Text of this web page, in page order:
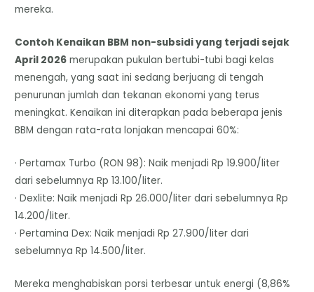
mereka.
Contoh Kenaikan BBM non-subsidi yang terjadi sejak
April 2026 merupakan pukulan bertubi-tubi bagi kelas
menengah, yang saat ini sedang berjuang di tengah
penurunan jumlah dan tekanan ekonomi yang terus
meningkat. Kenaikan ini diterapkan pada beberapa jenis
BBM dengan rata-rata lonjakan mencapai 60%:
· Pertamax Turbo (RON 98): Naik menjadi Rp 19.900/liter
dari sebelumnya Rp 13.100/liter.
· Dexlite: Naik menjadi Rp 26.000/liter dari sebelumnya Rp
14.200/liter.
· Pertamina Dex: Naik menjadi Rp 27.900/liter dari
sebelumnya Rp 14.500/liter.
Mereka menghabiskan porsi terbesar untuk energi (8,86%